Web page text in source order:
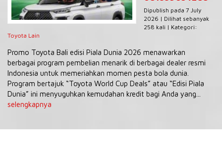
Dipublish pada 7 July
2026 | Dilihat sebanyak
258 kali | Kategori:
Toyota Lain
Promo Toyota Bali edisi Piala Dunia 2026 menawarkan
berbagai program pembelian menarik di berbagai dealer resmi
Indonesia untuk memeriahkan momen pesta bola dunia.
Program bertajuk “Toyota World Cup Deals” atau “Edisi Piala
Dunia” ini menyuguhkan kemudahan kredit bagi Anda yang...
selengkapnya